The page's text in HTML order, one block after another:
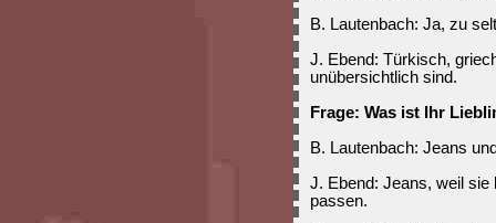
B. Lautenbach: Ja, zu
J. Ebend: Türkisch,
unübersichtlich sind.
Frage: Was ist Ihr
B. Lautenbach: Jeans
J. Ebend: Jeans, weil sie
passen.